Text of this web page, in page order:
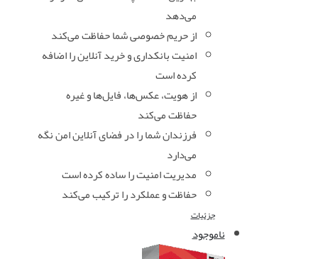
می‌دهد
از حریم خصوصی شما حفاظت می‌کند
امنیت بانکداری و خرید آنلاین را اضافه
کرده است
از هویت، عکس‌ها، فایل‌ها و غیره
حفاظت می‌کند
فرزندان شما را در فضای آنلاین امن نگه
می‌دارد
مدیریت امنیت را ساده کرده است
حفاظت و عملکرد را ترکیب می‌کند
جزئیات
ناموجود